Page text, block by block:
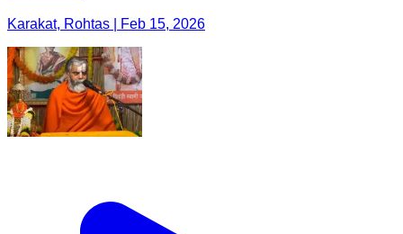
Karakat, Rohtas | Feb 15, 2026